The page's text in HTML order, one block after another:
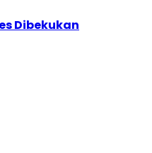
Dibekukan